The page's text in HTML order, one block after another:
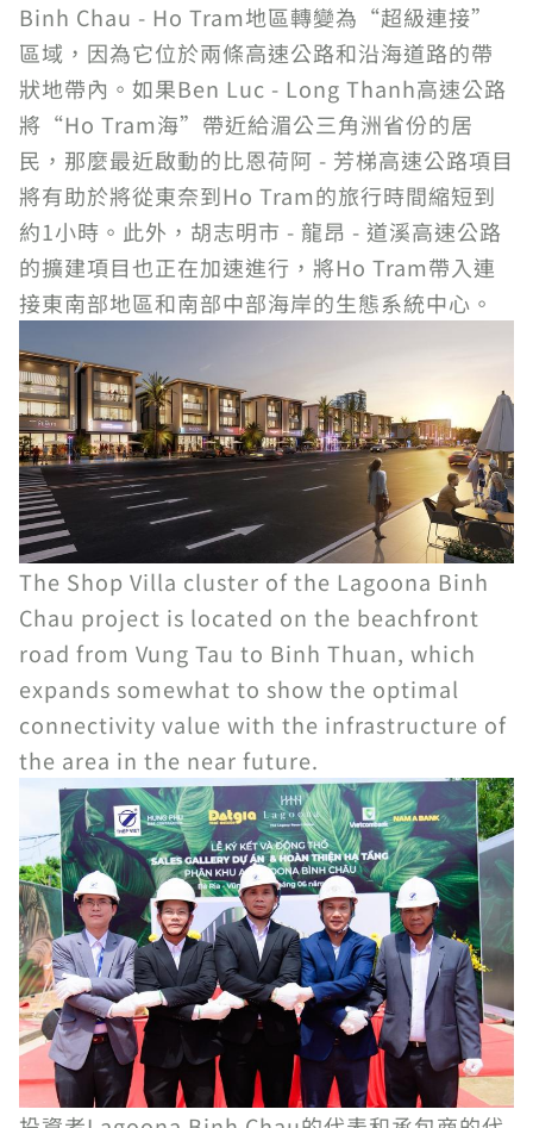
Binh Chau - Ho Tram地區轉變為“超級連接”
區域，因為它位於兩條高速公路和沿海道路的帶
狀地帶內。如果Ben Luc - Long Thanh高速公路
將“Ho Tram海”帶近給湄公三角洲省份的居
民，那麼最近啟動的比恩荷阿 - 芳梯高速公路項目
將有助於將從東奈到Ho Tram的旅行時間縮短到
約1小時。此外，胡志明市 - 龍昂 - 道溪高速公路
的擴建項目也正在加速進行，將Ho Tram帶入連
接東南部地區和南部中部海岸的生態系統中心。
The Shop Villa cluster of the Lagoona Binh
Chau project is located on the beachfront
road from Vung Tau to Binh Thuan, which
expands somewhat to show the optimal
connectivity value with the infrastructure of
the area in the near future.